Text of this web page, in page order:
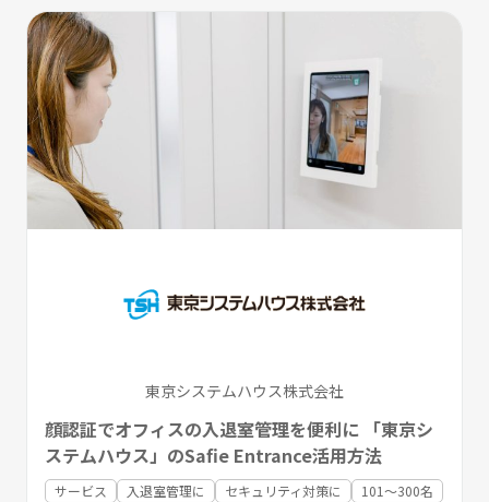
東京システムハウス株式会社
顔認証でオフィスの入退室管理を便利に 「東京シ
ステムハウス」のSafie Entrance活用方法
サービス 入退室管理に セキュリティ対策に
101〜300名